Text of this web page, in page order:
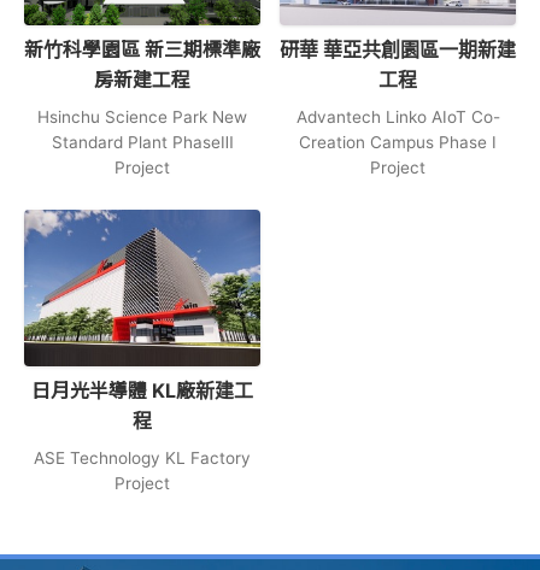
新⽵科學園區 新三期標準廠
房新建⼯程
Hsinchu Science Park New
Standard Plant PhaseⅢ
Project
研華 華亞共創園區一期新建
工程
Advantech Linko AIoT Co-
Creation Campus Phase Ⅰ
Project
日月光半導體 KL廠新建工
程
ASE Technology KL Factory
Project